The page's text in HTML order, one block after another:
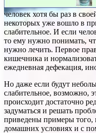
человек хотя бы раз в
некоторых уже вошло в
слабительное. И если
то ему нужно понимать,
нужно лечить. Первое
кишечника и
ежедневная дефекация,
Но даже если будут
слабительное, возможно,
происходит достаточно
задуматься и решать
приведены примеры того,
домашних условиях и с